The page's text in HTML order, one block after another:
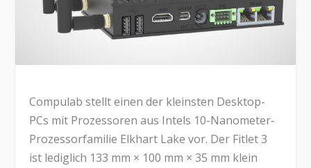
Compulab stellt einen der kleinsten Desktop-
PCs mit Prozessoren aus Intels 10-Nanometer-
Prozessorfamilie Elkhart Lake vor. Der Fitlet 3
ist lediglich 133 mm × 100 mm × 35 mm klein